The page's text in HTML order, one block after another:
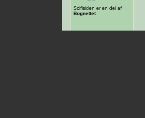
Scifisiden er en del af
Bognettet